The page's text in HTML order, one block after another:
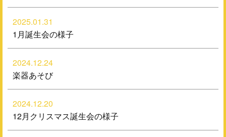
2025.01.31
1月誕生会の様子
2024.12.24
楽器あそび
2024.12.20
12月クリスマス誕生会の様子